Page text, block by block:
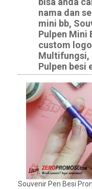
nama dan
mini bb,
Pulpen Mini
custom
Multifungsi,
Pulpen besi
Souvenir Pen Besi